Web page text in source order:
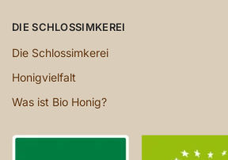
DIE SCHLOSSIMKEREI
Die Schlossimkerei
Honigvielfalt
Was ist Bio Honig?